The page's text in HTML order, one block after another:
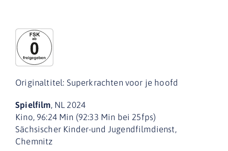
Originaltitel: Superkrachten voor je hoofd
Spielfilm, NL 2024
Kino, 96:24 Min (92:33 Min bei 25fps)
Sächsischer Kinder-und Jugendfilmdienst,
Chemnitz